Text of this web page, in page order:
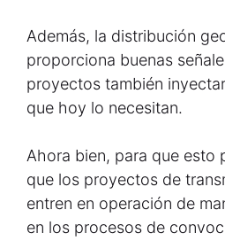
Además, la distribución
proporciona buenas
proyectos también
que hoy lo necesitan.
Ahora bien, para que esto
que los proyectos de
entren en operación de
en los procesos de